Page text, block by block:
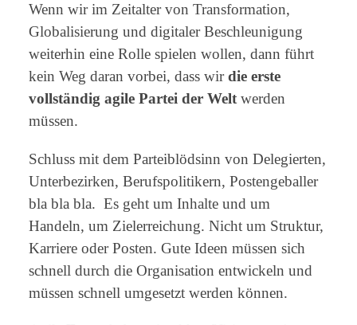
Wenn wir im Zeitalter von Transformation,
Globalisierung und digitaler Beschleunigung
weiterhin eine Rolle spielen wollen, dann führt
kein Weg daran vorbei, dass wirdie erste
vollständig agile Partei der Weltwerden
müssen.
Schluss mit dem Parteiblödsinn von Delegierten,
Unterbezirken, Berufspolitikern, Postengeballer
bla bla bla. Es geht um Inhalte und um
Handeln, um Zielerreichung. Nicht um Struktur,
Karriere oder Posten. Gute Ideen müssen sich
schnell durch die Organisation entwickeln und
müssen schnell umgesetzt werden können.